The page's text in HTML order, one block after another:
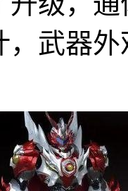
，武器